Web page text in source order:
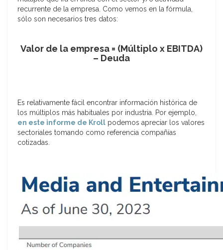
recurrente de la empresa. Como vemos en la fórmula,
sólo son necesarios tres datos:
Valor de la empresa = (Múltiplo x EBITDA)
– Deuda
Es relativamente fácil encontrar información histórica de
los múltiplos más habituales por industria. Por ejemplo,
en este informe de Kroll podemos apreciar los valores
sectoriales tomando como referencia compañías
cotizadas.